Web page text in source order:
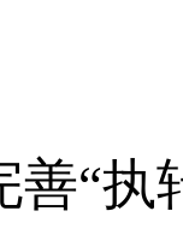
善“执